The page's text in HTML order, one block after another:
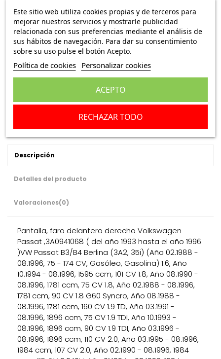
Pantalla, faro delantero derecho Volkswagen Passat
,3A0941068 ( del año 1993 hasta el año 1996 )
Escribe una reseña
Añadir a la cesta
Descripción
Detalles del producto
Valoraciones(0)
Pantalla, faro delantero derecho Volkswagen
Passat ,3A0941068 ( del año 1993 hasta el año 1996
)VW Passat B3/B4 Berlina (3A2, 35i) (Año 02.1988 -
08.1996, 75 - 174 CV, Gasóleo, Gasolina) 1.6, Año
10.1994 - 08.1996, 1595 ccm, 101 CV 1.8, Año 08.1990 -
08.1996, 1781 ccm, 75 CV 1.8, Año 02.1988 - 08.1996,
1781 ccm, 90 CV 1.8 G60 Syncro, Año 08.1988 -
08.1996, 1781 ccm, 160 CV 1.9 TD, Año 03.1991 -
08.1996, 1896 ccm, 75 CV 1.9 TDI, Año 10.1993 -
08.1996, 1896 ccm, 90 CV 1.9 TDI, Año 03.1996 -
08.1996, 1896 ccm, 110 CV 2.0, Año 03.1995 - 08.1996,
1984 ccm, 107 CV 2.0, Año 02.1990 - 08.1996, 1984
Este sitio web utiliza cookies propias y de terceros para
mejorar nuestros servicios y mostrarle publicidad
relacionada con sus preferencias mediante el análisis de
sus hábitos de navegación. Para dar su consentimiento
sobre su uso pulse el botón Acepto.
Política de cookies Personalizar cookies
RECHAZAR TODO
ACEPTO